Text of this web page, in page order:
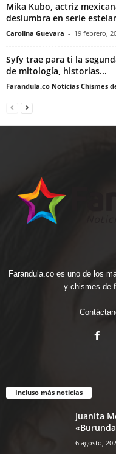
Mika Kubo, actriz
deslumbra en serie
Carolina Guevara - 19 febrero,
Syfy trae para ti la
de mitología, historias...
Farandula.co Noticias Chismes
Farandula.co es uno de los
y chismes de
Incluso más noticias
Juanita
6 agosto,